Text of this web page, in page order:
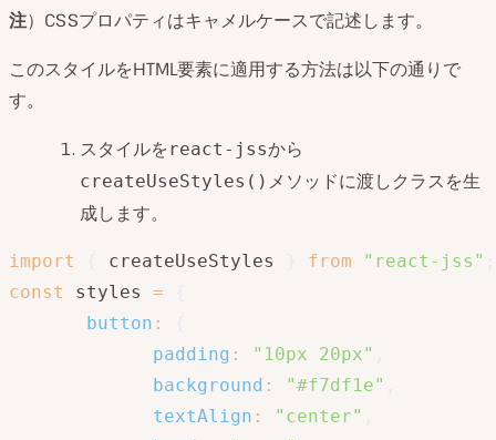
注）CSSプロパティはキャメルケースで記述します。
このスタイルをHTML要素に適用する方法は以下の通りで
す。
スタイルをreact-jssから
createUseStyles() メソッドに渡しクラスを生
成します。
import createUseStyles from "react-jss"
const
styles =
button :
padding : "10px 20px"
background : "#f7df1e"
textAlign : "center"